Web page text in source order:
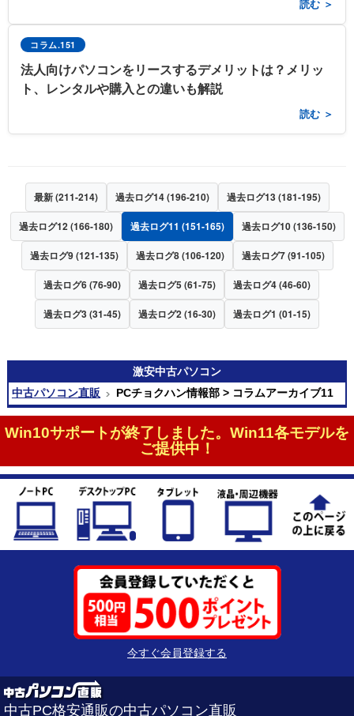
読む ＞
コラム.151
法人向けパソコンをリースするデメリットは？メリッ
ト、レンタルや購入との違いも解説
読む ＞
最新 (211-214) 過去ログ14 (196-210) 過去ログ13 (181-195)
過去ログ12 (166-180) 過去ログ11 (151-165) 過去ログ10 (136-150)
過去ログ9 (121-135) 過去ログ8 (106-120) 過去ログ7 (91-105)
過去ログ6 (76-90) 過去ログ5 (61-75) 過去ログ4 (46-60)
過去ログ3 (31-45) 過去ログ2 (16-30) 過去ログ1 (01-15)
激安中古パソコン
中古パソコン直販
PCチョクハン情報部 > コラムアーカイブ11
Win10サポートが終了しました。Win11各モデルを
ご提供中！
今すぐ会員登録する
中古PC格安通販の中古パソコン直販